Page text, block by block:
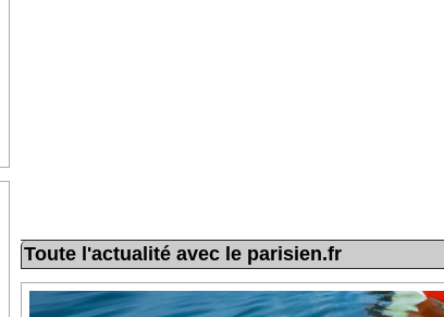
Toute l'actualité avec le parisien.fr